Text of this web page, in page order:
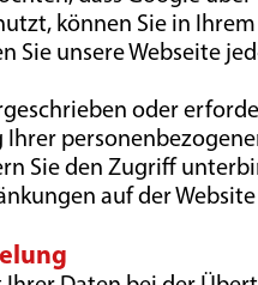
können Sie in
Sie unsere Webseite
oder
Ihrer
Sie den Zugriff
auf der